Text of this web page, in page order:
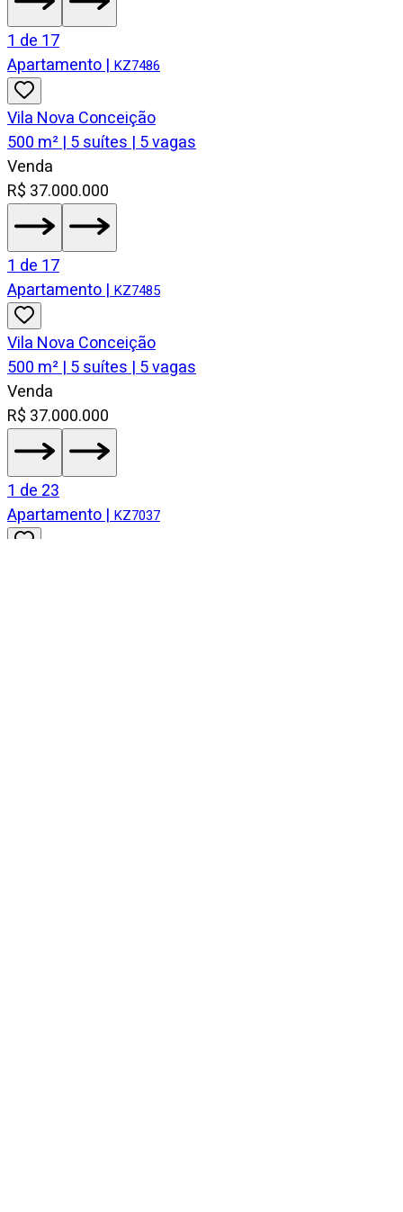
1de17
Apartamento|KZ7486
Vila Nova Conceição
500 m² | 5 suítes | 5 vagas
Venda
R$ 37.000.000
1de17
Apartamento|KZ7485
Vila Nova Conceição
500 m² | 5 suítes | 5 vagas
Venda
R$ 37.000.000
1de23
Apartamento|KZ7037